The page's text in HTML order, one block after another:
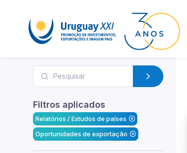
Filtros aplicados
Relatórios / Estudos de países
Oportunidades de exportação